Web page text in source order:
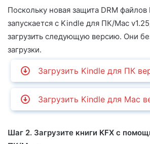
Поскольку новая защита DRM файлов
запускается с Kindle для ПК/Mac
загрузить следующую версию. Они
загрузки.
Загрузить Kindle для ПК
Загрузить Kindle для Mac
Шаг 2. Загрузите книги KFX с